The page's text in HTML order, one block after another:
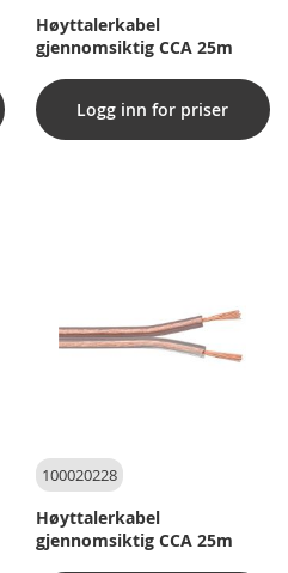
Høyttalerkabel
gjennomsiktig CCA 25m
Logg inn for priser
100020228
Høyttalerkabel
gjennomsiktig CCA 25m